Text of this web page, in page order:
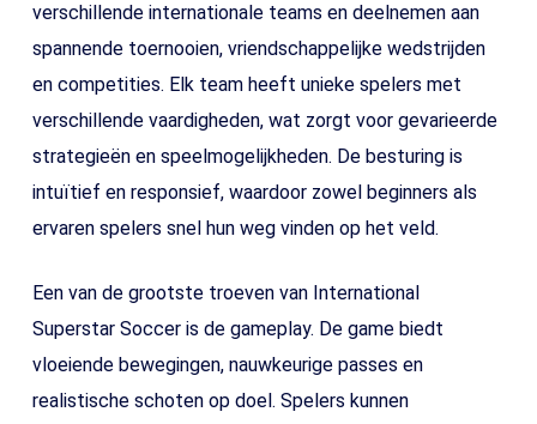
verschillende internationale teams en deelnemen aan
spannende toernooien, vriendschappelijke wedstrijden
en competities. Elk team heeft unieke spelers met
verschillende vaardigheden, wat zorgt voor gevarieerde
strategieën en speelmogelijkheden. De besturing is
intuïtief en responsief, waardoor zowel beginners als
ervaren spelers snel hun weg vinden op het veld.
Een van de grootste troeven van International
Superstar Soccer is de gameplay. De game biedt
vloeiende bewegingen, nauwkeurige passes en
realistische schoten op doel. Spelers kunnen